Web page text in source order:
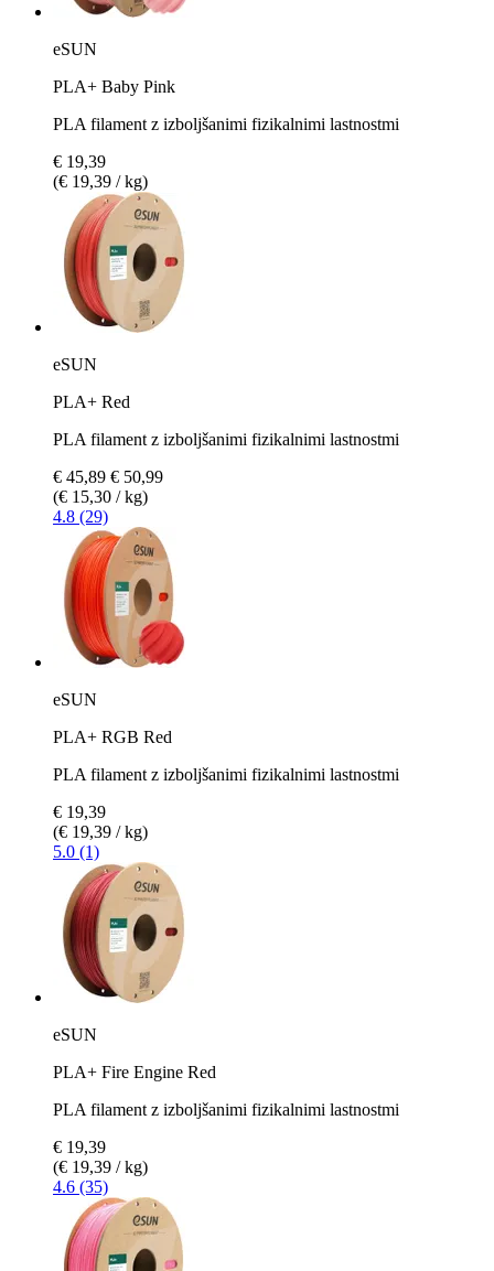
eSUN
PLA+ Baby Pink
PLA filament z izboljšanimi fizikalnimi lastnostmi
€ 19,39
(€ 19,39 / kg)
eSUN
PLA+ Red
PLA filament z izboljšanimi fizikalnimi lastnostmi
€ 45,89 € 50,99
(€ 15,30 / kg)
4.8 (29)
eSUN
PLA+ RGB Red
PLA filament z izboljšanimi fizikalnimi lastnostmi
€ 19,39
(€ 19,39 / kg)
5.0 (1)
eSUN
PLA+ Fire Engine Red
PLA filament z izboljšanimi fizikalnimi lastnostmi
€ 19,39
(€ 19,39 / kg)
4.6 (35)